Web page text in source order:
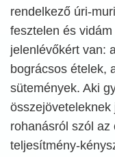
rendelkező úri-
fesztelen és
jelenlévőkért van:
bográcsos ételek,
sütemények. Aki
rohanásról szól
teljesítmény-